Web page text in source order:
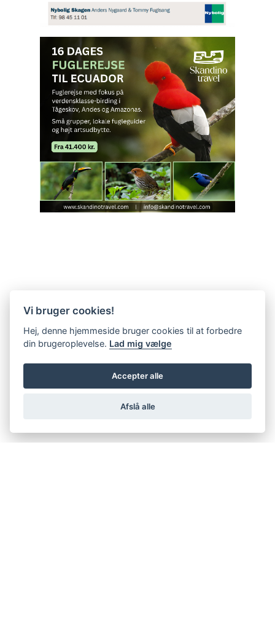
Vi bruger cookies!
Hej, denne hjemmeside bruger cookies til at forbedre
din brugeroplevelse. Lad mig vælge
Accepter alle
Afslå alle